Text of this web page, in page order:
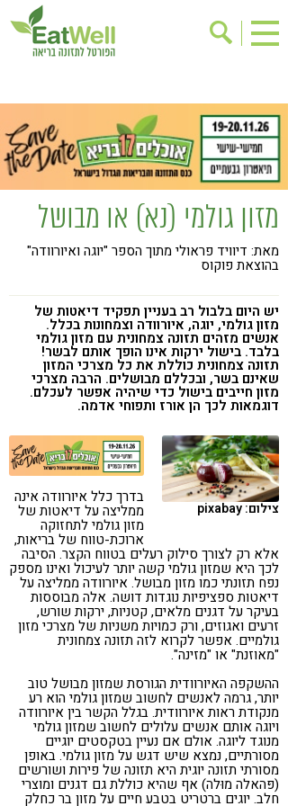
בישול בריא
אינדקס עסקים
ריפוי ומניעת מחלות
בריאות האישה
תוספי תזונה
מתכוני בריאות
אירועים
שינוי תזונתי
גישות בתזונה
דיאטה
ניקוי רעלים
מזונות על
ילדים
תזונה וספורט
הפרעות קשב & ריכוז
אכילה רגשית
רגישות לגלוטן
טעים להכיר
מזון גולמי (נא) או מבושל
מאת: דיוויד פראולי מתוך הספר "יוגה ואיורוודה"
בהוצאת פוקוס
יש היום בלבול רב בעניין תפקיד דיאטות של
מזון גולמי, יוגה, איורוודה וצמחונות בכלל.
אנשים מזהים תזונה צמחונית עם מזון גולמי
בלבד. בישול ירקות אינו הופך אותם לבשר!
תזונה צמחונית כוללת את כל מצרכי המזון
שאינם בשר, ובכללם מבושלים. הרבה מצרכי
מזון חייבים בישול כדי שיהיה אפשר לעכלם.
דוגמאות לכך הן אורז ותפוחי אדמה.
צילום: pixabay
בדרך כלל איורוודה אינה
ממליצה על דיאטות של
מזון גולמי לתחזוקה
ארוכת-טווח של בריאות,
אלא רק לצורך סילוק רעלים בטווח הקצר. הסיבה
לכך היא שמזון גולמי קשה יותר לעיכול ואינו מספק
נפח תזונתי כמו מזון מבושל. איורוודה ממליצה על
דיאטות ספציפיות נוגדות דושה. אלה מבוססות
בעיקר על דגנים מלאים, קטניות, ירקות שורש,
זרעים ואגוזים, ורק כמויות משניות של מצרכי מזון
גולמיים. אפשר לקרוא לזה תזונה צמחונית
"מאוזנת" או "מזינה".
ההשקפה האיורוודית הגורסת שמזון מבושל טוב
יותר, גרמה לאנשים לחשוב שמזון גולמי הוא רע
מנקודת ראות איורוודית. בגלל הקשר בין איורוודה
ויוגה אותם אנשים עלולים לחשוב שמזון גולמי
מנוגד ליוגה. אולם אם נעיין בטקסטים יוגיים
מסורתיים, נמצא שיש דגש על מזון גולמי. באופן
מסורתי תזונה יוגית היא תזונה של פירות ושורשים
(פּהאלה מוּלה) אף שהיא כוללת גם דגנים ומוצרי
חלב. יוגים ברטריט בטבע חיים על מזון בר כחלק